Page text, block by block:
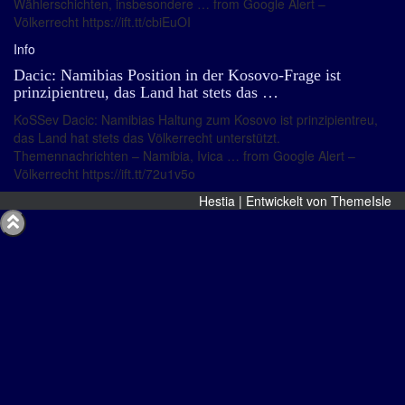
Wählerschichten, insbesondere … from Google Alert –
Völkerrecht https://ift.tt/cbiEuOI
Info
Dacic: Namibias Position in der Kosovo-Frage ist
prinzipientreu, das Land hat stets das …
KoSSev Dacic: Namibias Haltung zum Kosovo ist prinzipientreu,
das Land hat stets das Völkerrecht unterstützt.
Themennachrichten – Namibia, Ivica … from Google Alert –
Völkerrecht https://ift.tt/72u1v5o
Hestia | Entwickelt von ThemeIsle